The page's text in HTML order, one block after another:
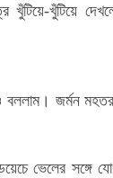
খুঁটিয়ে
জর্মন
ভেলের সঙ্গে